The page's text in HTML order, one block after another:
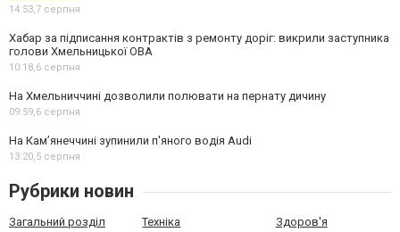
14:53,7 серпня
Хабар за підписання контрактів з ремонту доріг: викрили заступника
голови Хмельницької ОВА
10:18,6 серпня
На Хмельниччині дозволили полювати на пернату дичину
09:59,6 серпня
На Камʼянеччині зупинили п'яного водія Audi
13:20,5 серпня
Рубрики новин
Загальний розділ Техніка Здоров'я